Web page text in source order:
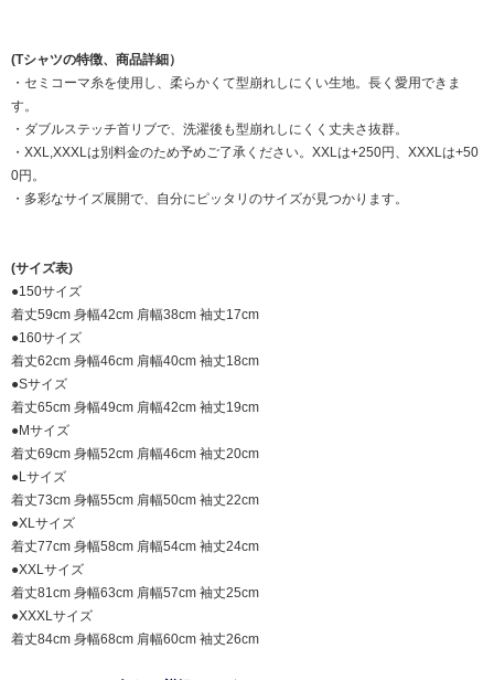
(Tシャツの特徴、商品詳細）
・セミコーマ糸を使用し、柔らかくて型崩れしにくい生地。長く愛用できま
す。
・ダブルステッチ首リブで、洗濯後も型崩れしにくく丈夫さ抜群。
・XXL,XXXLは別料金のため予めご了承ください。XXLは+250円、XXXLは+50
0円。
・多彩なサイズ展開で、自分にピッタリのサイズが見つかります。
(サイズ表)
●150サイズ
着丈59cm 身幅42cm 肩幅38cm 袖丈17cm
●160サイズ
着丈62cm 身幅46cm 肩幅40cm 袖丈18cm
●Sサイズ
着丈65cm 身幅49cm 肩幅42cm 袖丈19cm
●Mサイズ
着丈69cm 身幅52cm 肩幅46cm 袖丈20cm
●Lサイズ
着丈73cm 身幅55cm 肩幅50cm 袖丈22cm
●XLサイズ
着丈77cm 身幅58cm 肩幅54cm 袖丈24cm
●XXLサイズ
着丈81cm 身幅63cm 肩幅57cm 袖丈25cm
●XXXLサイズ
着丈84cm 身幅68cm 肩幅60cm 袖丈26cm